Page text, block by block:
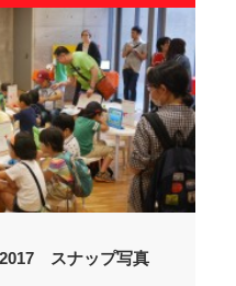
スナップ写真